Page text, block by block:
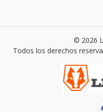
© 2026
Todos los derechos